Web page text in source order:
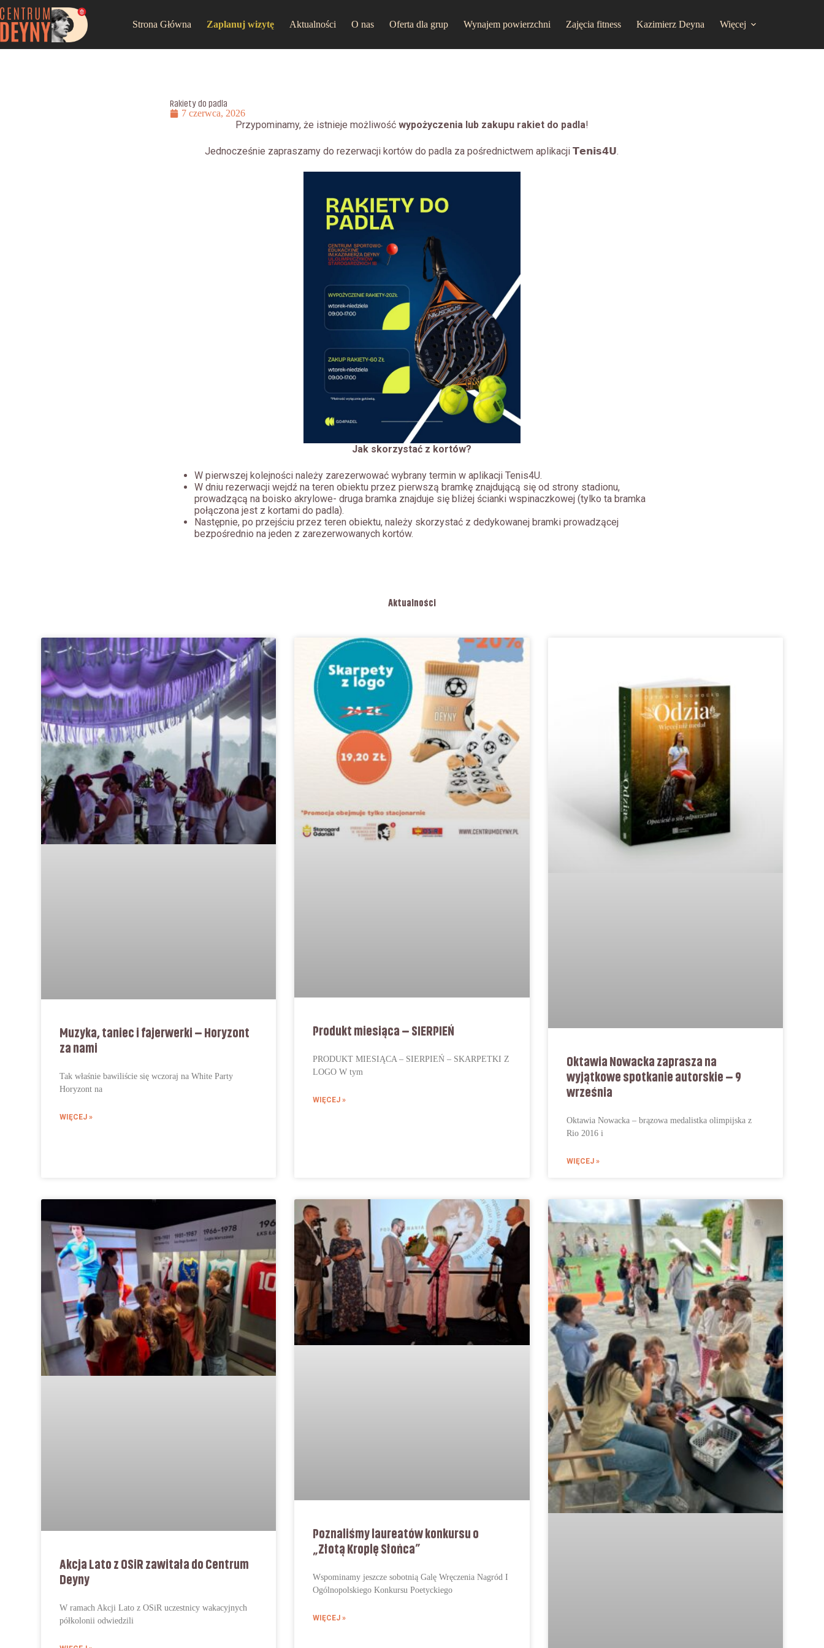
Strona Główna Zaplanuj wizytę Aktualności O nas Oferta dla grup Wynajem powierzchni Zajęcia fitness Kazimierz Deyna Więcej
Rakiety do padla
7 czerwca, 2026
Przypominamy, że istnieje możliwość wypożyczenia lub zakupu rakiet do padla!
Jednocześnie zapraszamy do rezerwacji kortów do padla za pośrednictwem aplikacji 𝗧𝗲𝗻𝗶𝘀𝟰𝗨.
Jak skorzystać z kortów?
W pierwszej kolejności należy zarezerwować wybrany termin w aplikacji Tenis4U.
W dniu rezerwacji wejdź na teren obiektu przez pierwszą bramkę znajdującą się od strony stadionu,
prowadzącą na boisko akrylowe- druga bramka znajduje się bliżej ścianki wspinaczkowej (tylko ta bramka
połączona jest z kortami do padla).
Następnie, po przejściu przez teren obiektu, należy skorzystać z dedykowanej bramki prowadzącej
bezpośrednio na jeden z zarezerwowanych kortów.
Aktualności
Muzyka, taniec i fajerwerki – Horyzont
za nami
Tak właśnie bawiliście się wczoraj na White Party
Horyzont na
WIĘCEJ »
Produkt miesiąca – SIERPIEŃ
PRODUKT MIESIĄCA – SIERPIEŃ – SKARPETKI Z
LOGO W tym
WIĘCEJ »
Oktawia Nowacka zaprasza na
wyjątkowe spotkanie autorskie – 9
września
Oktawia Nowacka – brązowa medalistka olimpijska z
Rio 2016 i
WIĘCEJ »
Akcja Lato z OSiR zawitała do Centrum
Deyny
W ramach Akcji Lato z OSiR uczestnicy wakacyjnych
półkolonii odwiedzili
Poznaliśmy laureatów konkursu o
„Złotą Kroplę Słońca”
Wspominamy jeszcze sobotnią Galę Wręczenia Nagród I
Ogólnopolskiego Konkursu Poetyckiego
WIĘCEJ »